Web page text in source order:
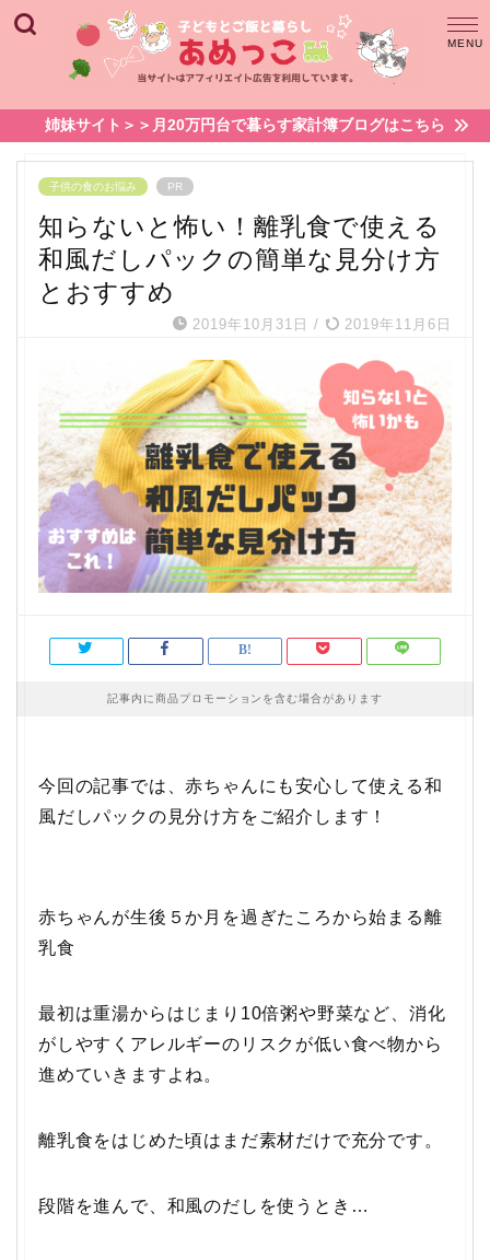
姉妹サイト＞＞月20万円台で暮らす家計簿ブログはこちら
子供の食のお悩み PR
知らないと怖い！離乳食で使える
和風だしパックの簡単な見分け方
とおすすめ
2019年10月31日 / 2019年11月6日
記事内に商品プロモーションを含む場合があります
今回の記事では、赤ちゃんにも安心して使える和
風だしパックの見分け方をご紹介します！
赤ちゃんが生後５か月を過ぎたころから始まる離
乳食
最初は重湯からはじまり10倍粥や野菜など、消化
がしやすくアレルギーのリスクが低い食べ物から
進めていきますよね。
離乳食をはじめた頃はまだ素材だけで充分です。
段階を進んで、和風のだしを使うとき…